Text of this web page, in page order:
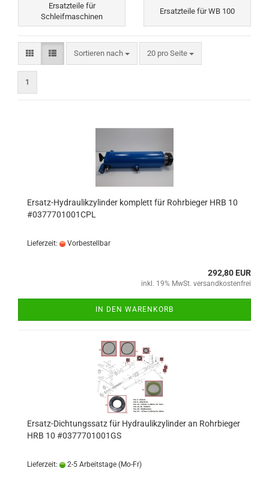
Ersatzteile für
Schleifmaschinen
Ersatzteile für WB 100
Sortieren nach
Sortieren nach 20 pro Seite
pro Seite
1
Ersatz-Hydraulikzylinder komplett für Rohrbieger HRB 10
#0377701001CPL
Lieferzeit: Vorbestellbar
292,80 EUR
inkl. 19% MwSt. versandkostenfrei
IN DEN WARENKORB
Ersatz-Dichtungssatz für Hydraulikzylinder an Rohrbieger
HRB 10 #0377701001GS
Lieferzeit: 2-5 Arbeitstage (Mo-Fr)